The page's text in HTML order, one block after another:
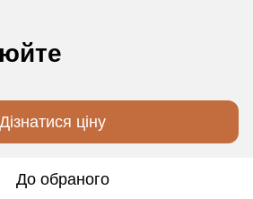
Дізнатися ціну
До обраного